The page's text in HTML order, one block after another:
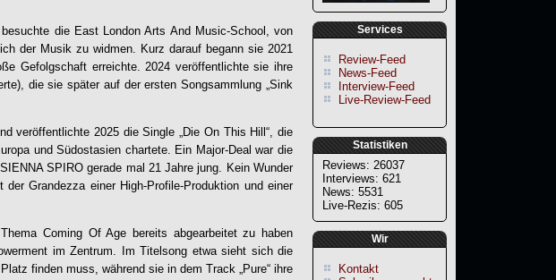
Services
Review-Feed
News-Feed
Interview-Feed
Live-Review-Feed
Statistiken
Reviews: 26037
Interviews: 621
News: 5531
Live-Rezis: 605
Wir
Kontakt
die East London Arts And Music-School, von
der Musik zu widmen. Kurz darauf begann sie 2021
Gefolgschaft erreichte. 2024 veröffentlichte sie ihre
die sie später auf der ersten Songsammlung „Sink
veröffentlichte 2025 die Single „Die On This Hill“, die
und Südostasien chartete. Ein Major-Deal war die
SIENNA SPIROgerade mal 21 Jahre jung. Kein Wunder
der Grandezza einer High-Profile-Produktion und einer
Coming Of Age bereits abgearbeitet zu haben
im Zentrum. Im Titelsong etwa sieht sich die
finden muss, während sie in dem Track „Pure“ ihre